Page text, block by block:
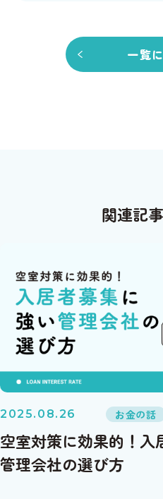
一覧
関連記事
2025.08.26 お金の話
空室対策に効果的！入
管理会社の選び方